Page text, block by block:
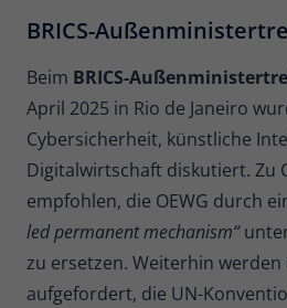
BRICS-
Beim BRICS-
April 2025 in Rio de Janeiro
Cybersicherheit, künstliche
Digitalwirtschaft diskutiert. Zu
empfohlen, die OEWG durch
led permanent mechanism“
zu ersetzen. Weiterhin werden
aufgefordert, die UN-